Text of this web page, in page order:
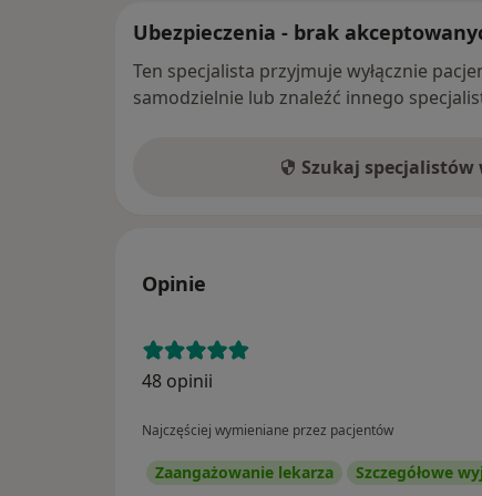
Ubezpieczenia - brak
Ten specjalista przyjmuje wyłącznie
samodzielnie lub znaleźć innego
Szukaj specjalistów
Opinie
48 opinii
Najczęściej wymieniane przez pacjentów
Zaangażowanie lekarza Szczegółowe